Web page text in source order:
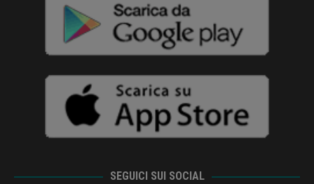
SEGUICI SUI SOCIAL